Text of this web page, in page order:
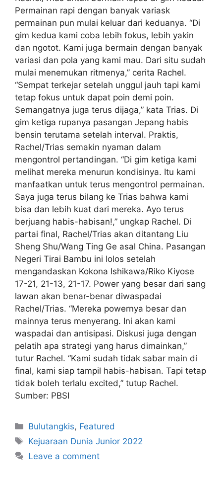
Permainan rapi dengan banyak variask
permainan pun mulai keluar dari keduanya. “Di
gim kedua kami coba lebih fokus, lebih yakin
dan ngotot. Kami juga bermain dengan banyak
variasi dan pola yang kami mau. Dari situ sudah
mulai menemukan ritmenya,” cerita Rachel.
“Sempat terkejar setelah unggul jauh tapi kami
tetap fokus untuk dapat poin demi poin.
Semangatnya juga terus dijaga,” kata Trias. Di
gim ketiga rupanya pasangan Jepang habis
bensin terutama setelah interval. Praktis,
Rachel/Trias semakin nyaman dalam
mengontrol pertandingan. “Di gim ketiga kami
melihat mereka menurun kondisinya. Itu kami
manfaatkan untuk terus mengontrol permainan.
Saya juga terus bilang ke Trias bahwa kami
bisa dan lebih kuat dari mereka. Ayo terus
berjuang habis-habisan!,” ungkap Rachel. Di
partai final, Rachel/Trias akan ditantang Liu
Sheng Shu/Wang Ting Ge asal China. Pasangan
Negeri Tirai Bambu ini lolos setelah
mengandaskan Kokona Ishikawa/Riko Kiyose
17-21, 21-13, 21-17. Power yang besar dari sang
lawan akan benar-benar diwaspadai
Rachel/Trias. “Mereka powernya besar dan
mainnya terus menyerang. Ini akan kami
waspadai dan antisipasi. Diskusi juga dengan
pelatih apa strategi yang harus dimainkan,”
tutur Rachel. “Kami sudah tidak sabar main di
final, kami siap tampil habis-habisan. Tapi tetap
tidak boleh terlalu excited,” tutup Rachel.
Sumber: PBSI
Bulutangkis, Featured
Kejuaraan Dunia Junior 2022
Leave a comment